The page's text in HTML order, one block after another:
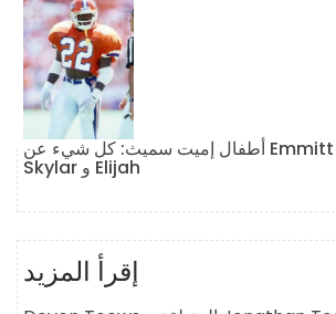
أطفال إميت سميث: كل شيء عن Emmitt و Rheagen و
Skylar و Elijah
إقرأ المزيد